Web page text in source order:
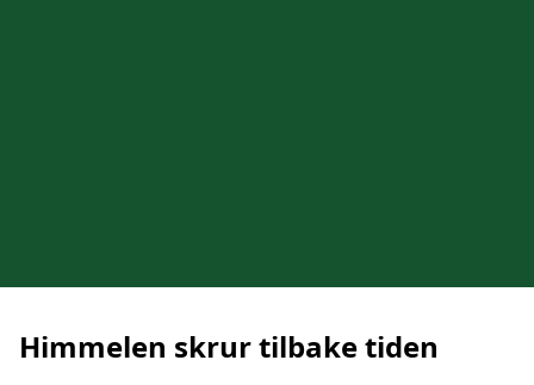
Himmelen skrur tilbake tiden